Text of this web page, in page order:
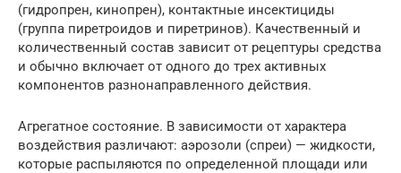
(гидропрен, кинопрен), контактные инсектициды
(группа пиретроидов и пиретринов). Качественный и
количественный состав зависит от рецептуры средства
и обычно включает от одного до трех активных
компонентов разнонаправленного действия.
Агрегатное состояние. В зависимости от характера
воздействия различают: аэрозоли (спреи) — жидкости,
которые распыляются по определенной площади или